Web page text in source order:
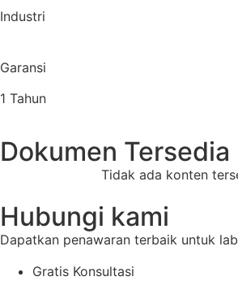
Industri
Garansi
1 Tahun
Dokumen Tersedia
Tidak ada konten
Hubungi kami
Dapatkan penawaran terbaik untuk
Gratis Konsultasi